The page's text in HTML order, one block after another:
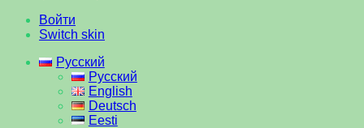
Войти
Switch skin
Русский
Русский
English
Deutsch
Eesti